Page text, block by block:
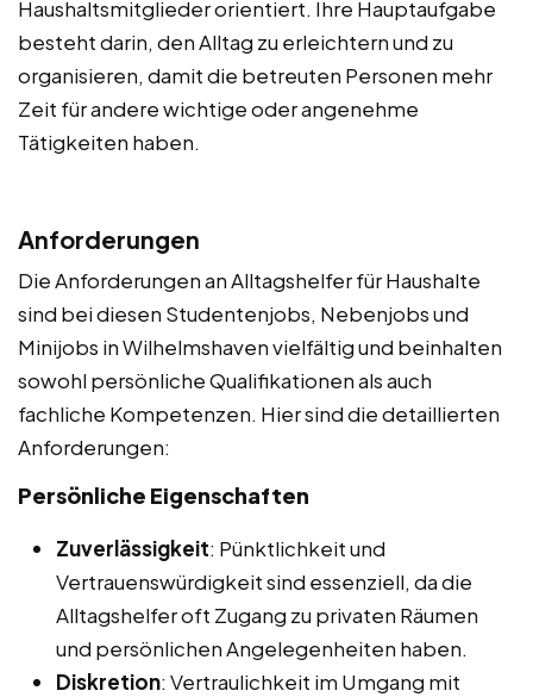
Haushaltsmitglieder orientiert. Ihre Hauptaufgabe
besteht darin, den Alltag zu erleichtern und zu
organisieren, damit die betreuten Personen mehr
Zeit für andere wichtige oder angenehme
Tätigkeiten haben.
Anforderungen
Die Anforderungen an Alltagshelfer für Haushalte
sind bei diesen Studentenjobs, Nebenjobs und
Minijobs in Wilhelmshaven vielfältig und beinhalten
sowohl persönliche Qualifikationen als auch
fachliche Kompetenzen. Hier sind die detaillierten
Anforderungen:
Persönliche Eigenschaften
Zuverlässigkeit: Pünktlichkeit und
Vertrauenswürdigkeit sind essenziell, da die
Alltagshelfer oft Zugang zu privaten Räumen
und persönlichen Angelegenheiten haben.
Diskretion: Vertraulichkeit im Umgang mit